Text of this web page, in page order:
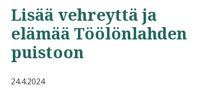
Lisää vehreyttä ja
elämää Töölönlahden
puistoon
24.4.2024